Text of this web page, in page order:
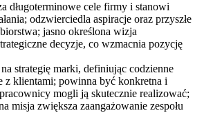
długoterminowe cele firmy i stanowi
odzwierciedla aspiracje oraz przyszłe
jasno określona wizja
decyzje, co wzmacnia pozycję
strategię marki, definiując codzienne
z klientami; powinna być konkretna i
mogli ją skutecznie realizować;
misja zwiększa zaangażowanie zespołu